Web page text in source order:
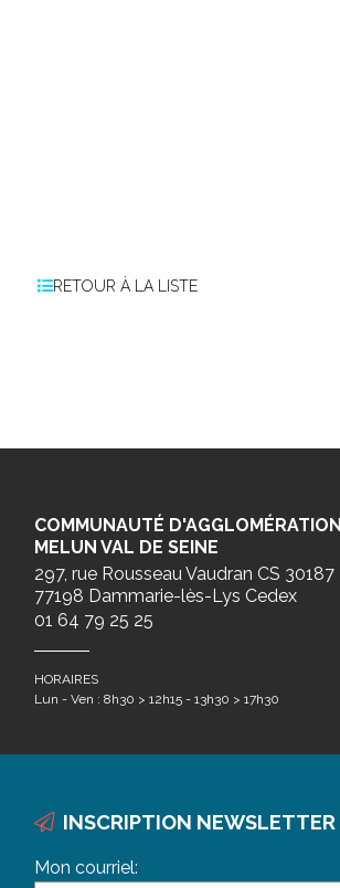
RETOUR À LA LISTE
COMMUNAUTÉ D'AGGLOMÉRATION
MELUN VAL DE SEINE
297, rue Rousseau Vaudran CS 30187
77198 Dammarie-lès-Lys Cedex
01 64 79 25 25
HORAIRES
Lun - Ven : 8h30 > 12h15 - 13h30 > 17h30
INSCRIPTION NEWSLETTER
Mon courriel: